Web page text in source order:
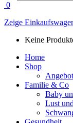
0
Zeige
Keine
Home
Shop
Familie & Co
Baby
Lust